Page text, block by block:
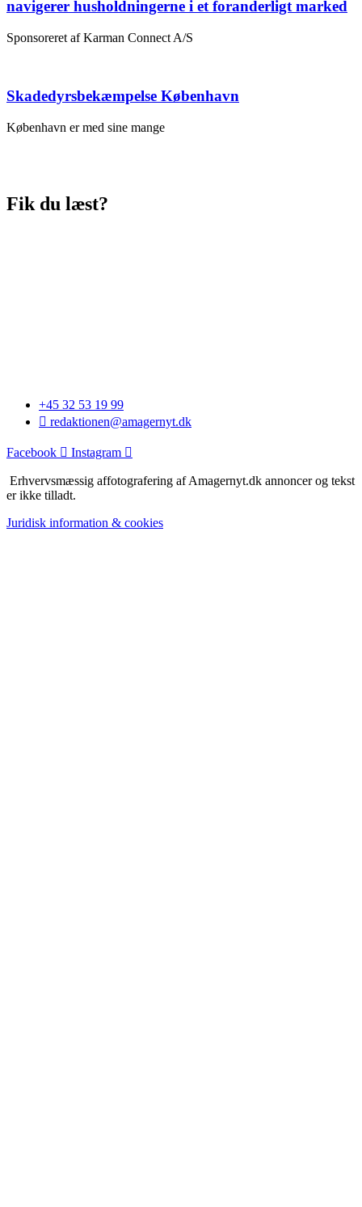
navigerer husholdningerne i et foranderligt marked
Sponsoreret af Karman Connect A/S
Skadedyrsbekæmpelse København
København er med sine mange
Fik du læst?
+45 32 53 19 99
redaktionen@amagernyt.dk
Facebook Instagram
Erhvervsmæssig affotografering af Amagernyt.dk annoncer og tekst
er ikke tilladt.
Juridisk information & cookies